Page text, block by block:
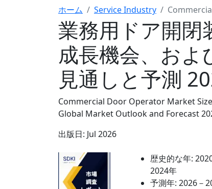
ホーム Service Industry
業務用ドア開閉
成長機会、お
見通しと予測
Commercial Door Operator Market
Global Market Outlook and Forecast
出版日: Jul 2026
歴史的な年:
2024年
予測年: 2026－